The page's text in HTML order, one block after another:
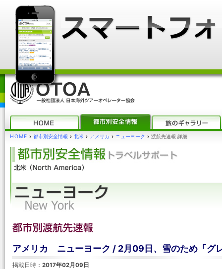
HOME › 都市別安全情報 › 北米 › アメリカ › ニューヨーク › 渡航先速報 詳細
アメリカ ニューヨーク / 2月09日、雪のため「グ
掲載日時： 2017年02月09日